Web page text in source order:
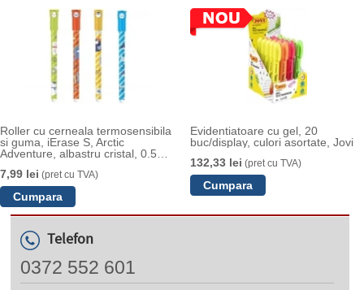
Roller cu cerneala termosensibila
si guma, iErase S, Arctic
Adventure, albastru cristal, 0.5
7,99 lei (pret cu TVA)
Evidentiatoare cu gel, 20
buc/display, culori asortate, Jovi
132,33 lei (pret cu TVA)
Telefon
0372 552 601